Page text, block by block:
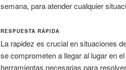
semana, para atender cualquier
RESPUESTA RÁPIDA
La rapidez es crucial en situaciones
se comprometen a llegar al lugar en
herramientas necesarias para